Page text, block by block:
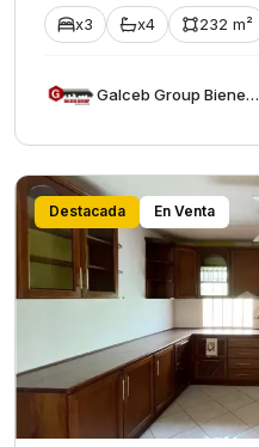
x3 x4 232 m²
Galceb Group Bienes Raices
Destacada En Venta